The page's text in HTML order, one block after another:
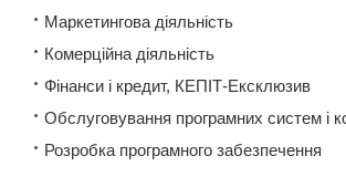
Маркетингова діяльність
Комерційна діяльність
Фінанси і кредит, КЕПІТ-Ексклюзив
Обслуговування програмних систем і
Розробка програмного забезпечення